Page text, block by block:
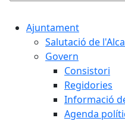
Ajuntament
Salutació de
Govern
Consistori
Regidories
Informació
Agenda